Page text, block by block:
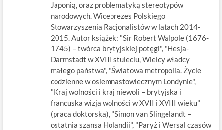
Japonią, oraz problematyką stereotypów
narodowych. Wiceprezes Polskiego
Stowarzyszenia Racjonalistów w latach 2014-
2015. Autor książek: "Sir Robert Walpole (1676-
1745) – twórca brytyjskiej potęgi", "Hesja-
Darmstadt w XVIII stuleciu, Wielcy władcy
małego państwa", "Światowa metropolia. Życie
codzienne w osiemnastowiecznym Londynie",
"Kraj wolności i kraj niewoli – brytyjska i
francuska wizja wolności w XVII i XVIII wieku"
(praca doktorska), "Simon van Slingelandt –
ostatnia szansa Holandii", "Paryż i Wersal czasów